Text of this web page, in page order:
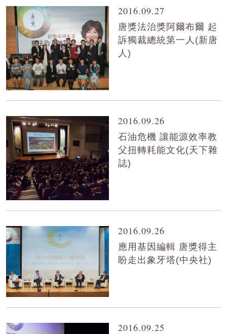
2016.09.27
唐獎法治獎阿爾布爾 起
訴獨裁總統第一人(新唐
人)
2016.09.26
石油危機 讓能源效率教
父扭轉耗能文化(天下雜
誌)
2016.09.26
應用基因編輯 唐獎得主
盼走出象牙塔(中央社)
2016.09.25